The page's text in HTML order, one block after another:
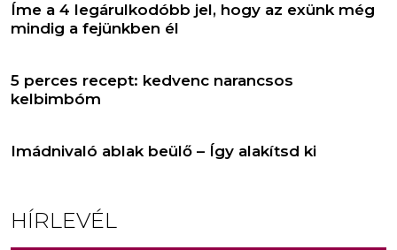
Íme a 4 legárulkodóbb jel, hogy az exünk még
mindig a fejünkben él
5 perces recept: kedvenc narancsos
kelbimbóm
Imádnivaló ablak beülő – Így alakítsd ki
HÍRLEVÉL